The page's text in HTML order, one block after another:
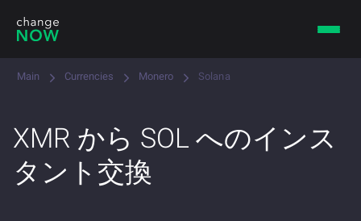
Main Currencies Monero Solana
XMR から SOL へのインス
タント交換